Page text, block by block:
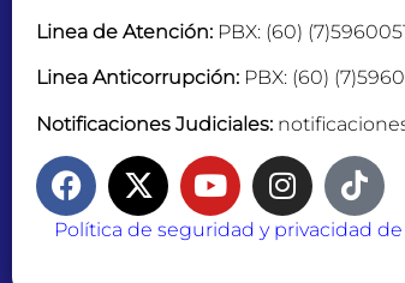
Linea de Atención: PBX: (60)
Linea Anticorrupción: PBX: (60)
Notificaciones Judiciales:
Política de seguridad y privacidad